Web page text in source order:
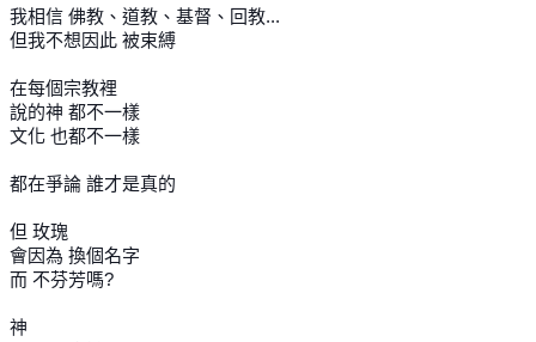
我相信 佛教、道教、基督、回教...
但我不想因此 被束縛
在每個宗教裡
說的神 都不一樣
文化 也都不一樣
都在爭論 誰才是真的
但 玫瑰
會因為 換個名字
而 不芬芳嗎?
神